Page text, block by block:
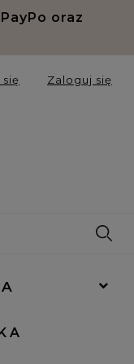
oraz
Zaloguj się